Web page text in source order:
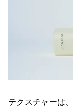
テクスチャーは、